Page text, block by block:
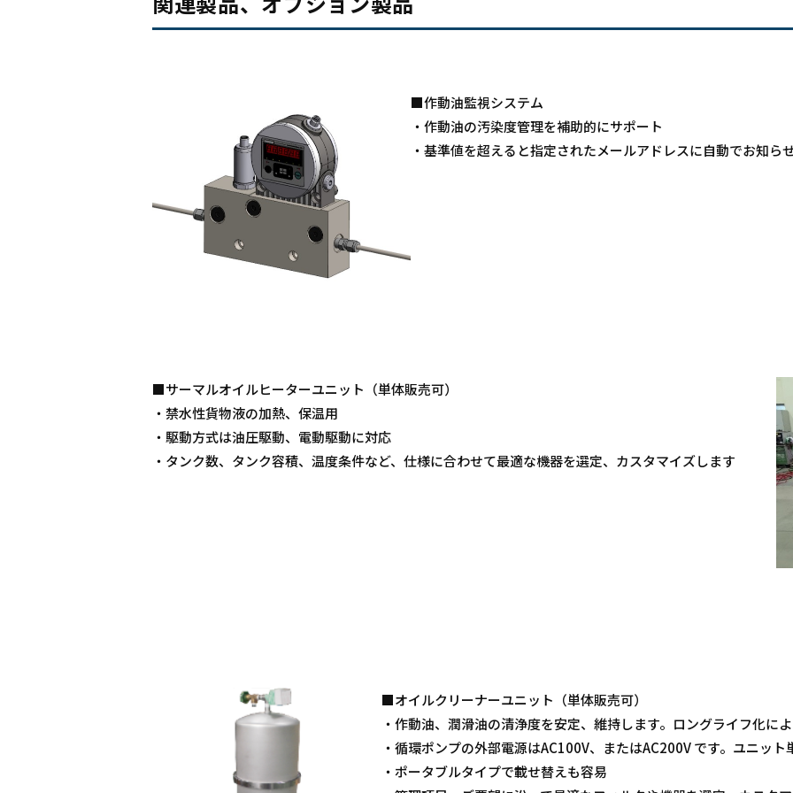
■作動油監視システム
・作動油の汚染度管理を補助的にサポート
・基準値を超えると指定されたメールアドレスに自動でお知ら
■サーマルオイルヒーターユニット（単体販売可）
・禁水性貨物液の加熱、保温用
・駆動方式は油圧駆動、電動駆動に対応
・タンク数、タンク容積、温度条件など、仕様に合わせて最適な機器を選定、カスタマイズします
■オイルクリーナーユニット（単体販売可）
・作動油、潤滑油の清浄度を安定、維持します。ロングライフ化に
・循環ポンプの外部電源はAC100V、またはAC200V です。ユニット
・ポータブルタイプで載せ替えも容易